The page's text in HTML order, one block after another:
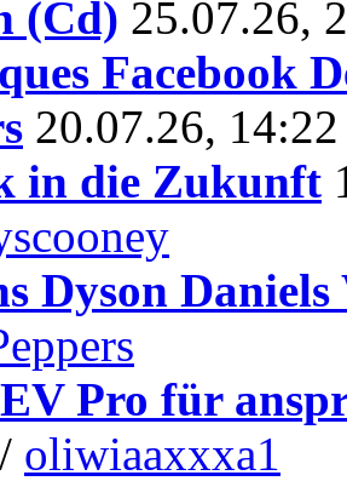
(Cd) 25.07.26,
Facebook
20.07.26,
in die Zukunft
Dyson
Pro für
oliwiaaxxxa1